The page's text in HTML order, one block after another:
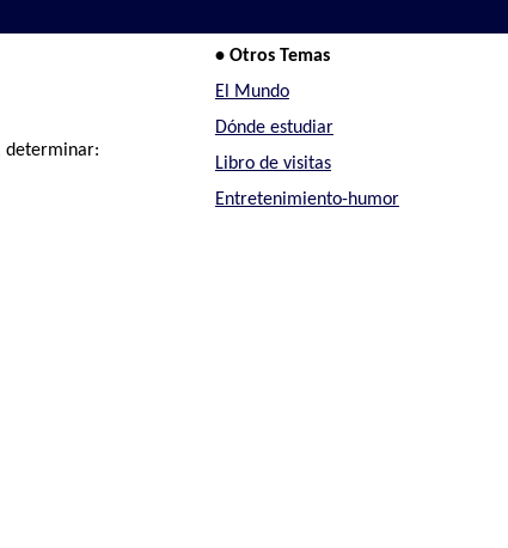
determinar:
• Otros Temas
El Mundo
Dónde estudiar
Libro de visitas
Entretenimiento-humor